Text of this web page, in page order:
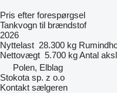
Pris efter forespørgsel
Tankvogn til brændstof
2026
Nyttelast 28.300 kg
Nettovægt 5.700 kgAntal
Polen, Elblag
Stokota sp. z o.o
Kontakt sælgeren